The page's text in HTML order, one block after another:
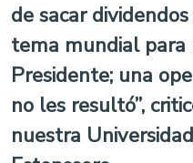
de sacar
tema mundial
Presidente; una
no les resultó”,
nuestra